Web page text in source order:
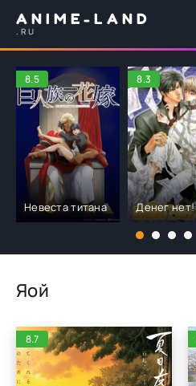
ANIME-LAND
.RU
8.5
Невеста титана
8.3
Денег нет!
Яой
8.7